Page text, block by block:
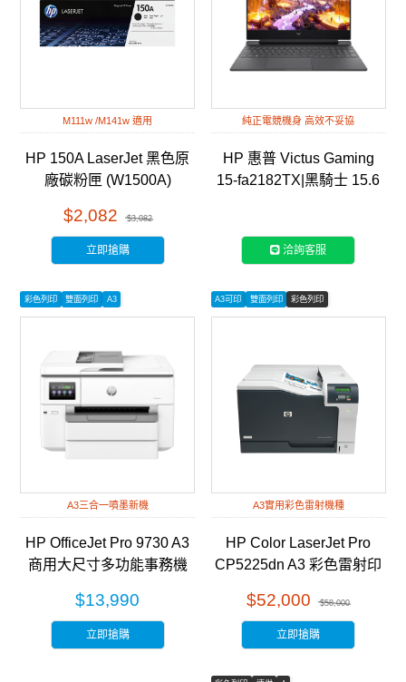
M111w /M141w 適用
HP 150A LaserJet 黑色原
廠碳粉匣 (W1500A)
$2,082 $3,082
立即搶購
純正電競機身 高效不妥協
HP 惠普 Victus Gaming
15-fa2182TX|黑騎士 15.6
洽詢客服
彩色列印 雙面列印 A3
A3三合一噴墨新機
HP OfficeJet Pro 9730 A3
商用大尺寸多功能事務機
$13,990
立即搶購
A3可印 雙面列印 彩色列印
A3實用彩色雷射機種
HP Color LaserJet Pro
CP5225dn A3 彩色雷射印
$52,000 $58,000
立即搶購